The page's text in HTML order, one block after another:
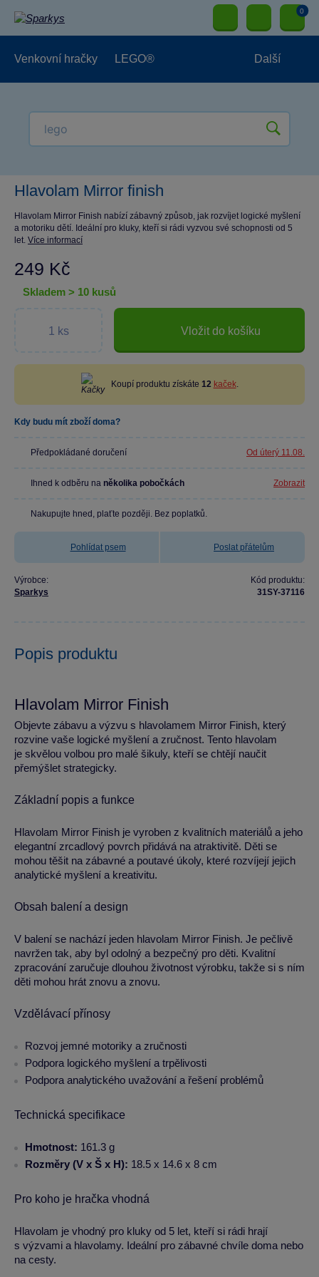
0
Venkovní hračky LEGO® Další
Hlavolam Mirror finish
Hlavolam Mirror Finish nabízí zábavný způsob, jak rozvíjet logické myšlení
a motoriku dětí. Ideální pro kluky, kteří si rádi vyzvou své schopnosti od 5
let. Více informací
249 Kč
skladem > 10 kusů
Vložit do košíku
Koupí produktu získáte 12 kaček.
Kdy budu mít zboží doma?
Předpokládané doručení Od úterý 11.08.
Ihned k odběru na několika pobočkách Zobrazit
Nakupujte hned, plaťte později. Bez poplatků.
Pohlídat psem Poslat přátelům
Výrobce:
Sparkys
Kód produktu:
31SY-37116
Popis produktu
Hlavolam Mirror Finish
Objevte zábavu a výzvu s hlavolamem Mirror Finish, který
rozvine vaše logické myšlení a zručnost. Tento hlavolam
je skvělou volbou pro malé šikuly, kteří se chtějí naučit
přemýšlet strategicky.
Základní popis a funkce
Hlavolam Mirror Finish je vyroben z kvalitních materiálů a jeho
elegantní zrcadlový povrch přidává na atraktivitě. Děti se
mohou těšit na zábavné a poutavé úkoly, které rozvíjejí jejich
analytické myšlení a kreativitu.
Obsah balení a design
V balení se nachází jeden hlavolam Mirror Finish. Je pečlivě
navržen tak, aby byl odolný a bezpečný pro děti. Kvalitní
zpracování zaručuje dlouhou životnost výrobku, takže si s ním
děti mohou hrát znovu a znovu.
Vzdělávací přínosy
Rozvoj jemné motoriky a zručnosti
Podpora logického myšlení a trpělivosti
Podpora analytického uvažování a řešení problémů
Technická specifikace
Hmotnost: 161.3 g
Rozměry (V x Š x H): 18.5 x 14.6 x 8 cm
Pro koho je hračka vhodná
Hlavolam je vhodný pro kluky od 5 let, kteří si rádi hrají
s výzvami a hlavolamy. Ideální pro zábavné chvíle doma nebo
na cesty.